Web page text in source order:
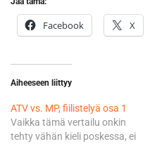
Facebook X
Aiheeseen liittyy
ATV vs. MP, fiilistelyä osa 1
Vaikka tämä vertailu onkin
tehty vähän kieli poskessa, ei